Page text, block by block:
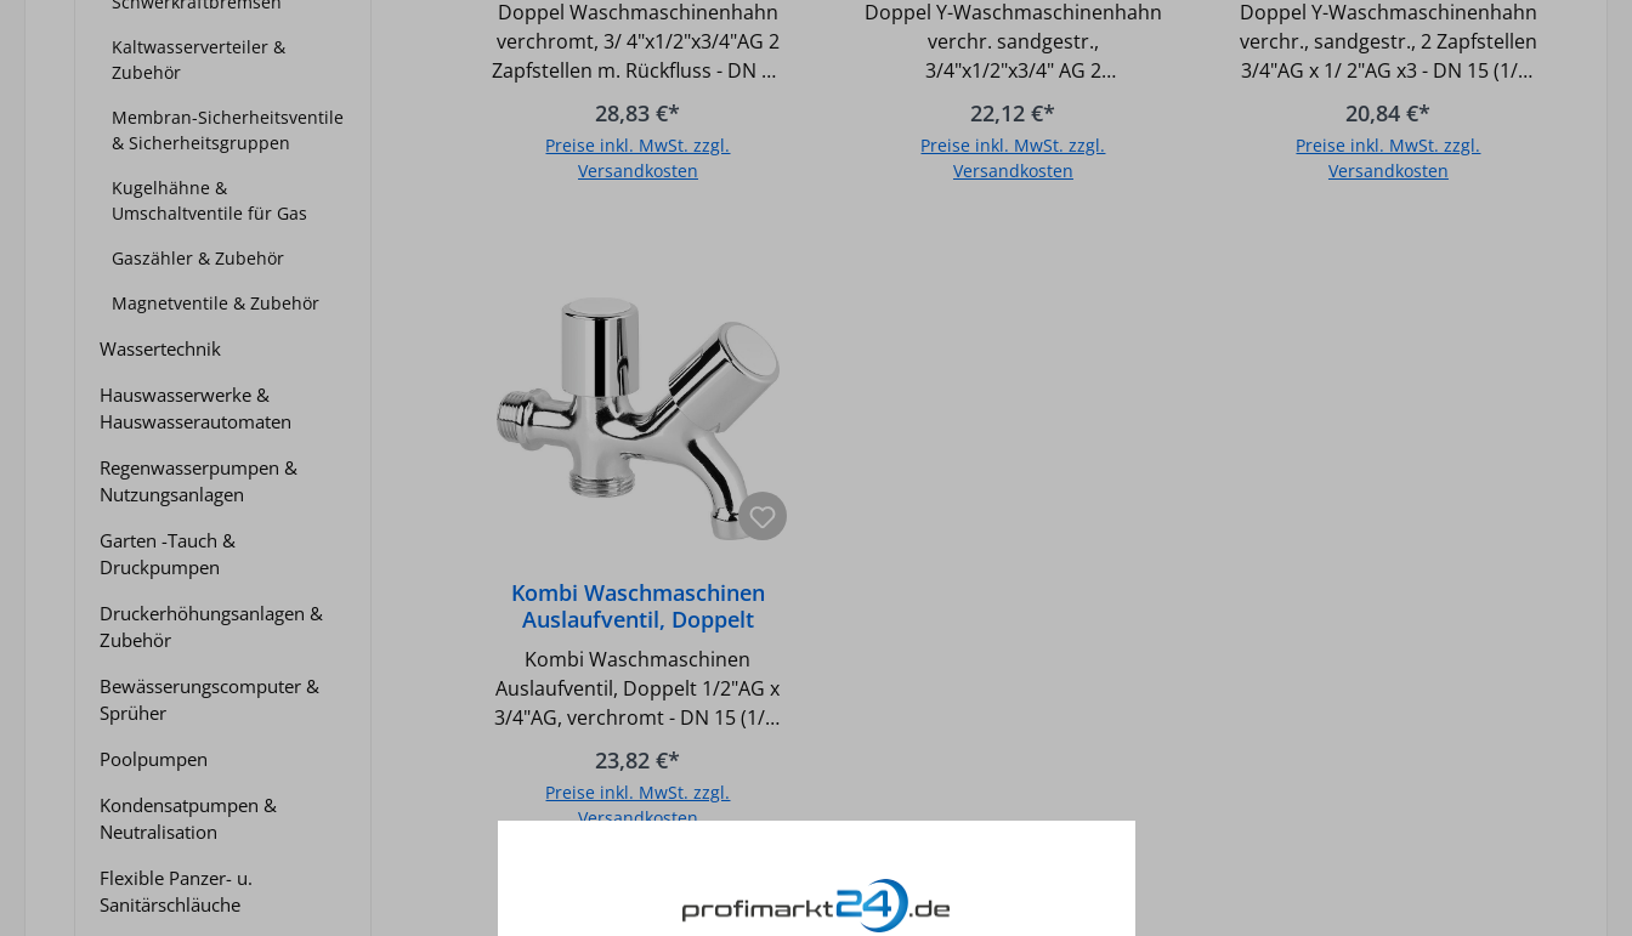
Kaltwasserverteiler &
Zubehör
Membran-Sicherheitsventile
& Sicherheitsgruppen
Kugelhähne &
Umschaltventile für Gas
Gaszähler & Zubehör
Magnetventile & Zubehör
Wassertechnik
Hauswasserwerke &
Hauswasserautomaten
Regenwasserpumpen &
Nutzungsanlagen
Garten -Tauch &
Druckpumpen
Druckerhöhungsanlagen &
Zubehör
Bewässerungscomputer &
Sprüher
Poolpumpen
Kondensatpumpen &
Neutralisation
Flexible Panzer- u.
Sanitärschläuche
3/4"x1/2"x3/4"AG 2
Zapfstellen m. Rückfluss
Doppel Waschmaschinenhahn
verchromt, 3/ 4"x1/2"x3/4"AG 2
Zapfstellen m. Rückfluss - DN 15
(1/2) AG x DN 20 (3/4) AG x DN
20 (3/4) AG - Verchromt
28,83 €*
Preise inkl. MwSt. zzgl.
Versandkosten
3/4"x1/2"x3/4" AG 2
Zapfstellenm
Doppel Y-Waschmaschinenhahn
verchr. sandgestr.,
3/4"x1/2"x3/4" AG 2
Zapfstellenm - DN 15 (1/2) AG x
DN 20 (3/4) AG x DN 20 (3/4) AG -
Verchromt sandgestrahlt
22,12 €*
Preise inkl. MwSt. zzgl.
Versandkosten
Zapfstellen 3/4"AG x 1/2"AG
x3
Doppel Y-Waschmaschinenhahn
verchr., sandgestr., 2 Zapfstellen
3/4"AG x 1/ 2"AG x3 - DN 15 (1/2)
AG x DN 20 (3/4) AG x DN 20
(3/4) AG - Verchromt
sandgestrahlt
20,84 €*
Preise inkl. MwSt. zzgl.
Versandkosten
Kombi Waschmaschinen
Auslaufventil, Doppelt
1/2"AG x 3/4"AG, verchromt
Kombi Waschmaschinen
Auslaufventil, Doppelt 1/2"AG x
3/4"AG, verchromt - DN 15 (1/2)
AG x DN 20 (3/4) AG - Verchromt
- Ohne Strahlregler
23,82 €*
Preise inkl. MwSt. zzgl.
Versandkosten